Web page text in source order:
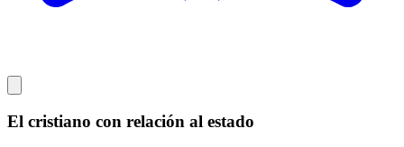
El cristiano con relación al estado